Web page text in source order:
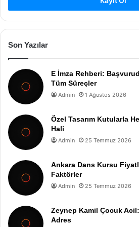
Son Yazılar
E İmza Rehberi:
Tüm Süreçler
Admin 1 Ağustos 2026
Özel Tasarım Kutularla
Hali
Admin 25 Temmuz 2026
Ankara Dans Kursu
Faktörler
Admin 25 Temmuz 2026
Zeynep Kamil Çocuk
Adres